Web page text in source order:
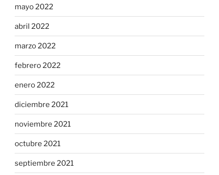
mayo 2022
abril 2022
marzo 2022
febrero 2022
enero 2022
diciembre 2021
noviembre 2021
octubre 2021
septiembre 2021